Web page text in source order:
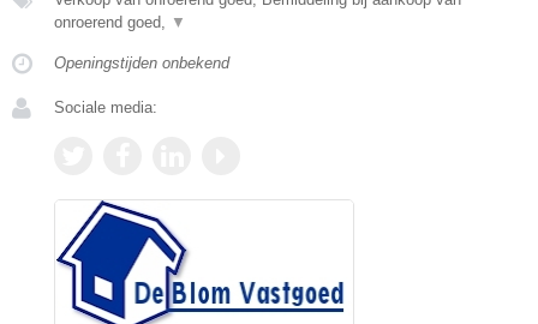
onroerend goed, ▼
Openingstijden onbekend
Sociale media: